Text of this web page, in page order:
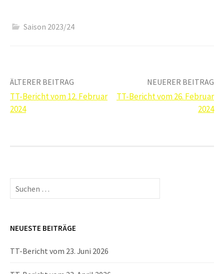
Saison 2023/24
Beitrags-
Navigation
ÄLTERER BEITRAG
TT-Bericht vom 12. Februar
2024
NEUERER BEITRAG
TT-Bericht vom 26. Februar
2024
Suchen
nach:
NEUESTE BEITRÄGE
TT-Bericht vom 23. Juni 2026